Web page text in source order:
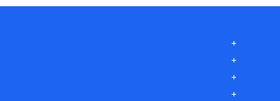
+
+
+
+